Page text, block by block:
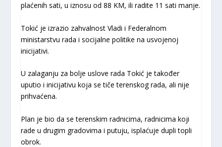
plaćenih sati, u iznosu od 88 KM, ili radite 11 sati manje.
Tokić je izrazio zahvalnost Vladi i Federalnom
ministarstvu rada i socijalne politike na usvojenoj
inicijativi.
U zalaganju za bolje uslove rada Tokić je također
uputio i inicijativu koja se tiče terenskog rada, ali nije
prihvaćena.
Plan je bio da se terenskim radnicima, radnicima koji
rade u drugim gradovima i putuju, isplaćuje dupli topli
obrok.